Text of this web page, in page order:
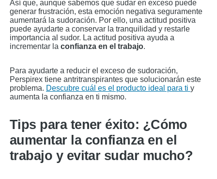
Así que, aunque sabemos que sudar en exceso puede
generar frustración, esta emoción negativa seguramente
aumentará la sudoración. Por ello, una actitud positiva
puede ayudarte a conservar la tranquilidad y restarle
importancia al sudor. La actitud positiva ayuda a
incrementar la confianza en el trabajo.
Para ayudarte a reducir el exceso de sudoración,
Perspirex tiene antritranspirantes que solucionarán este
problema. Descubre cuál es el producto ideal para ti y
aumenta la confianza en ti mismo.
Tips para tener éxito: ¿Cómo
aumentar la confianza en el
trabajo y evitar sudar mucho?